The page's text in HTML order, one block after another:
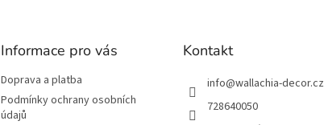
Informace pro vás
Doprava a platba
Podmínky ochrany osobních
údajů
Kontakt
info@wallachia-decor.cz
728640050